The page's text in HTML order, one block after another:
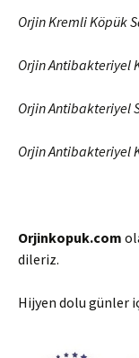
Orjin Kremli Köpük
Orjin Antibakteriyel
Orjin Antibakteriyel
Orjin Antibakteriyel
Orjinkopuk.com
dileriz.
Hijyen dolu günler